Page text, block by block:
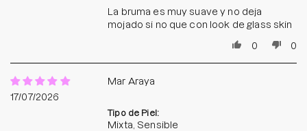
La bruma es muy suave y no deja
mojado si no que con look de glass skin
0
0
17/07/2026
Mar Araya
Tipo de Piel:
Mixta, Sensible